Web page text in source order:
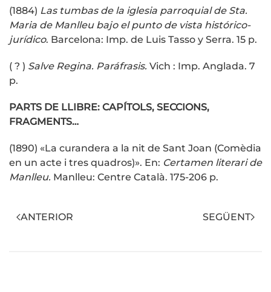
(1884) Las tumbas de la iglesia parroquial de Sta.
Maria de Manlleu bajo el punto de vista histórico-
jurídico. Barcelona: Imp. de Luis Tasso y Serra. 15 p.
( ? ) Salve Regina. Paráfrasis. Vich : Imp. Anglada. 7
p.
PARTS DE LLIBRE: CAPÍTOLS, SECCIONS,
FRAGMENTS…
(1890) «La curandera a la nit de Sant Joan (Comèdia
en un acte i tres quadros)». En: Certamen literari de
Manlleu. Manlleu: Centre Català. 175-206 p.
ANTERIOR SEGÜENT